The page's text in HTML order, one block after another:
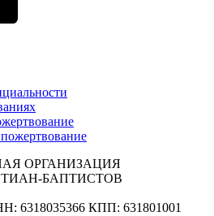
ОРГАНИЗАЦИЯ
БАПТИСТОВ
6318035366 КПП: 631801001